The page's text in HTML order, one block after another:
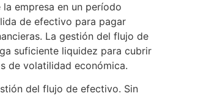
empresa en un período
de efectivo para pagar
La gestión del flujo de
suficiente liquidez para cubrir
de volatilidad económica.
del flujo de efectivo. Sin